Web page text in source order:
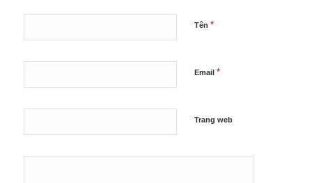
Tên *
Email *
Trang web